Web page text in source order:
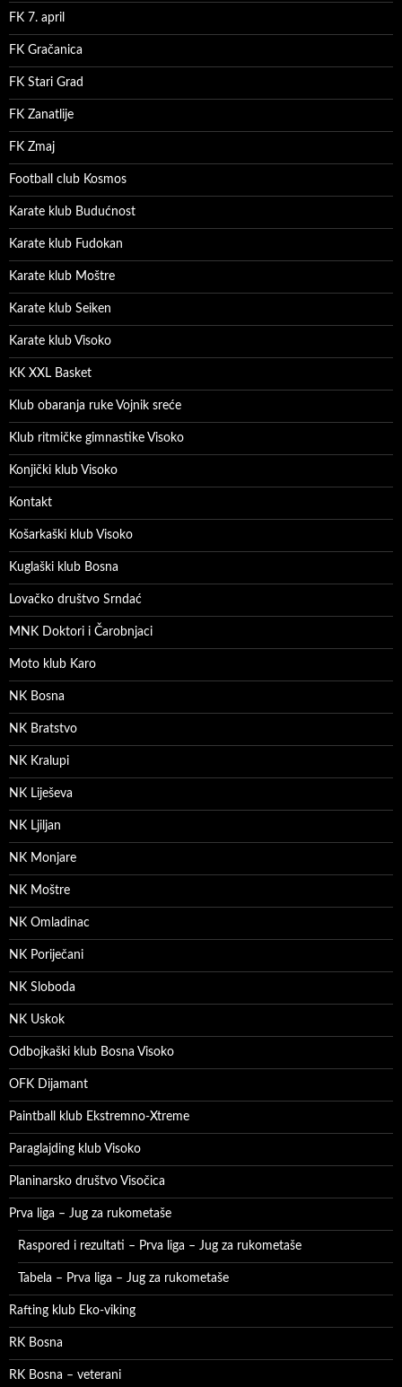
FK 7. april
FK Gračanica
FK Stari Grad
FK Zanatlije
FK Zmaj
Football club Kosmos
Karate klub Budućnost
Karate klub Fudokan
Karate klub Moštre
Karate klub Seiken
Karate klub Visoko
KK XXL Basket
Klub obaranja ruke Vojnik sreće
Klub ritmičke gimnastike Visoko
Konjički klub Visoko
Kontakt
Košarkaški klub Visoko
Kuglaški klub Bosna
Lovačko društvo Srndać
MNK Doktori i Čarobnjaci
Moto klub Karo
NK Bosna
NK Bratstvo
NK Kralupi
NK Liješeva
NK Ljiljan
NK Monjare
NK Moštre
NK Omladinac
NK Poriječani
NK Sloboda
NK Uskok
Odbojkaški klub Bosna Visoko
OFK Dijamant
Paintball klub Ekstremno-Xtreme
Paraglajding klub Visoko
Planinarsko društvo Visočica
Prva liga – Jug za rukometaše
Raspored i rezultati – Prva liga – Jug za rukometaše
Tabela – Prva liga – Jug za rukometaše
Rafting klub Eko-viking
RK Bosna
RK Bosna – veterani